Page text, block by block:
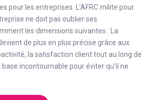
pour les entreprises. L’AFRC milite pour
ne doit pas oublier ses
les dimensions suivantes : La
de plus en plus précise grâce aux
la satisfaction client tout au long de
incontournable pour éviter qu’il ne